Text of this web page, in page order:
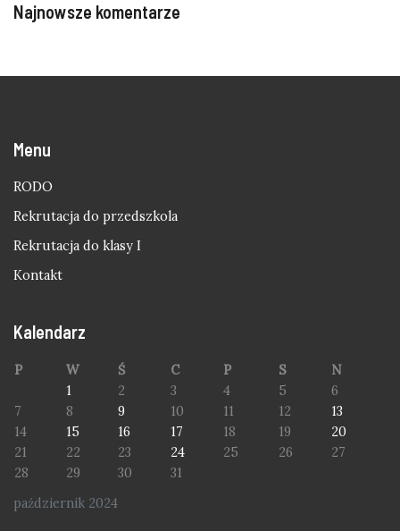
Najnowsze komentarze
Menu
RODO
Rekrutacja do przedszkola
Rekrutacja do klasy I
Kontakt
Kalendarz
październik 2024
P W Ś C P S
N
1
2 3 4 5
6
7
8 9 10 11 12
13
14
15 16 17 18 19
20
21
22 23 24 25 26
27
28
29 30 31